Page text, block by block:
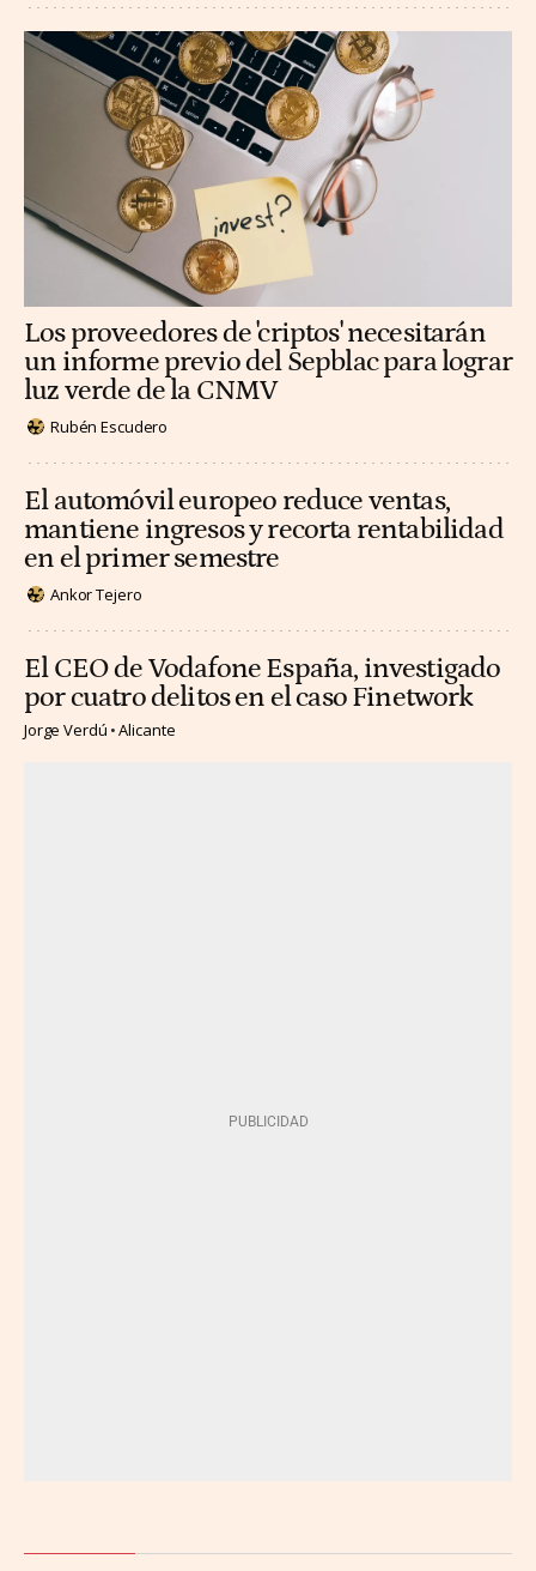
Los proveedores de 'criptos' necesitarán
un informe previo del Sepblac para lograr
luz verde de la CNMV
Rubén Escudero
El automóvil europeo reduce ventas,
mantiene ingresos y recorta rentabilidad
en el primer semestre
Ankor Tejero
El CEO de Vodafone España, investigado
por cuatro delitos en el caso Finetwork
Jorge Verdú Alicante